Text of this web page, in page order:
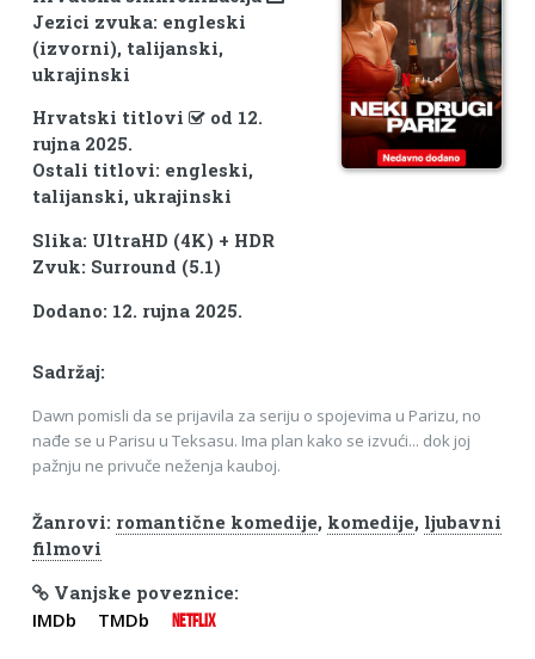
Jezici zvuka: engleski
(izvorni), talijanski,
ukrajinski
Hrvatski titlovi
od 12.
rujna 2025.
Ostali titlovi: engleski,
talijanski, ukrajinski
Slika: UltraHD (4K) + HDR
Zvuk: Surround (5.1)
Dodano: 12. rujna 2025.
Sadržaj:
Dawn pomisli da se prijavila za seriju o spojevima u Parizu, no
nađe se u Parisu u Teksasu. Ima plan kako se izvući... dok joj
pažnju ne privuče neženja kauboj.
Žanrovi: romantične komedije, komedije, ljubavni
filmovi
Vanjske poveznice:
IMDb TMDb NETFLIX